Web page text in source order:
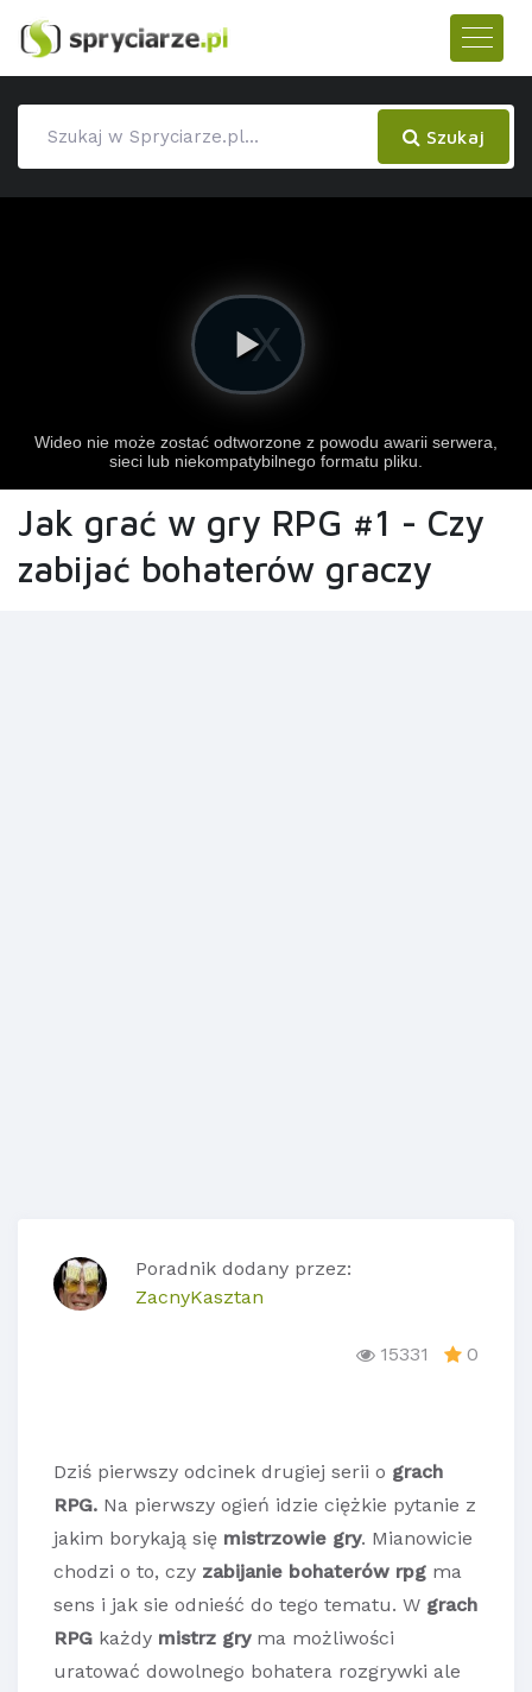
Szukaj
Jak grać w gry RPG #1 - Czy
zabijać bohaterów graczy
Poradnik dodany przez:
ZacnyKasztan
15331 0
Dziś pierwszy odcinek drugiej serii o grach
RPG. Na pierwszy ogień idzie ciężkie pytanie z
jakim borykają się mistrzowie gry. Mianowicie
chodzi o to, czy zabijanie bohaterów rpg ma
sens i jak sie odnieść do tego tematu. W grach
RPG każdy mistrz gryma możliwości
uratować dowolnego bohatera rozgrywki ale